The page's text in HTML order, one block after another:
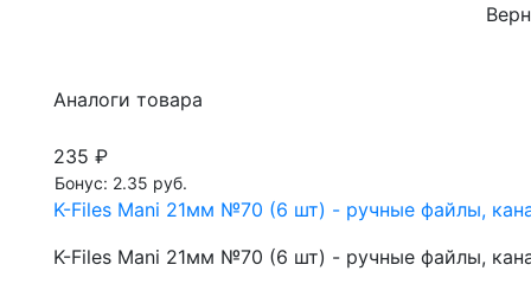
Аналоги товара
235 ₽
Бонус: 2.35 руб.
K-Files Mani 21мм №70 (6 шт) - ручные файлы,
K-Files Mani 21мм №70 (6 шт) - ручные файлы,